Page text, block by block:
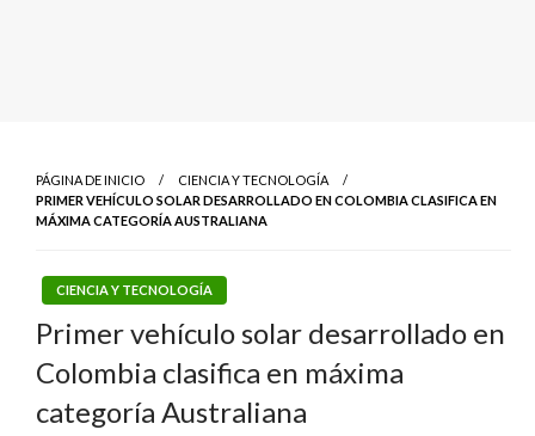
PÁGINA DE INICIO
CIENCIA Y TECNOLOGÍA
PRIMER VEHÍCULO SOLAR DESARROLLADO EN COLOMBIA CLASIFICA EN
MÁXIMA CATEGORÍA AUSTRALIANA
CIENCIA Y TECNOLOGÍA
Primer vehículo solar desarrollado en
Colombia clasifica en máxima
categoría Australiana